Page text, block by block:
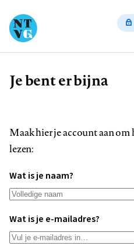
Kruimelpad
Je bent er bijna
Maak hier je account aan
lezen:
Wat is je naam?
Wat is je e-mailadres?